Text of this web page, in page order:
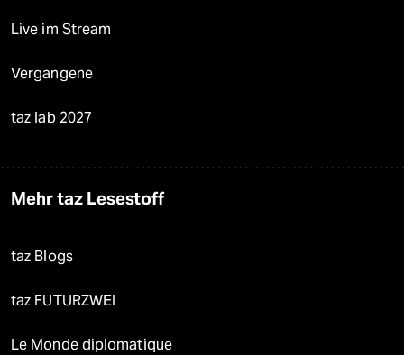
Live im Stream
Vergangene
taz lab 2027
Mehr taz Lesestoff
taz Blogs
taz FUTURZWEI
Le Monde diplomatique